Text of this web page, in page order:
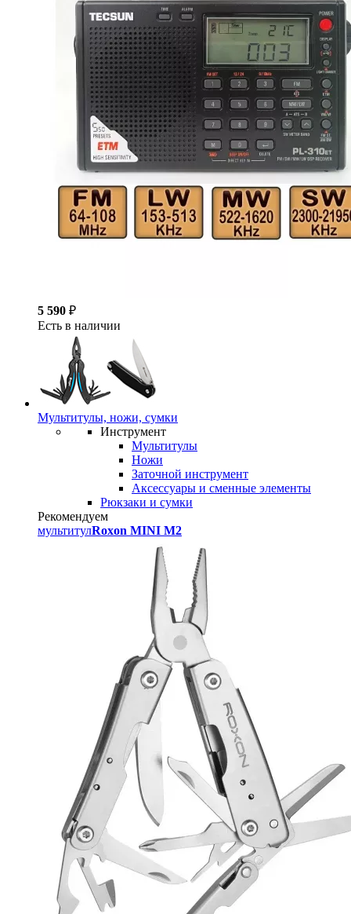
5 590 ₽
Есть в наличии
Мультитулы, ножи, сумки
Инструмент
Мультитулы
Ножи
Заточной инструмент
Аксессуары и сменные элементы
Рюкзаки и сумки
Рекомендуем
мультитулRoxon MINI M2